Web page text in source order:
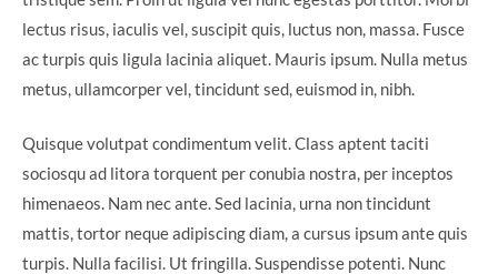
lectus risus, iaculis vel, suscipit quis, luctus non, massa. Fusce
ac turpis quis ligula lacinia aliquet. Mauris ipsum. Nulla metus
metus, ullamcorper vel, tincidunt sed, euismod in, nibh.
Quisque volutpat condimentum velit. Class aptent taciti
sociosqu ad litora torquent per conubia nostra, per inceptos
himenaeos. Nam nec ante. Sed lacinia, urna non tincidunt
mattis, tortor neque adipiscing diam, a cursus ipsum ante quis
turpis. Nulla facilisi. Ut fringilla. Suspendisse potenti. Nunc